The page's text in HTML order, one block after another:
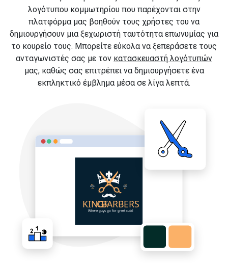
λογότυπου κομμωτηρίου που παρέχονται στην
πλατφόρμα μας βοηθούν τους χρήστες του να
δημιουργήσουν μια ξεχωριστή ταυτότητα επωνυμίας για
το κουρείο τους. Μπορείτε εύκολα να ξεπεράσετε τους
ανταγωνιστές σας με τον κατασκευαστή λογότυπών
μας, καθώς σας επιτρέπει να δημιουργήσετε ένα
εκπληκτικό έμβλημα μέσα σε λίγα λεπτά.